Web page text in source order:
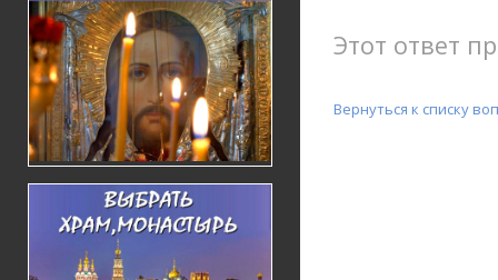
Этот ответ
Вернуться к списку